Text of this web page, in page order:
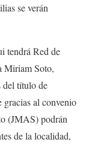
se verán
tendrá Red de
Miriam Soto,
del título de
al convenio
(JMAS) podrán
de la localidad,